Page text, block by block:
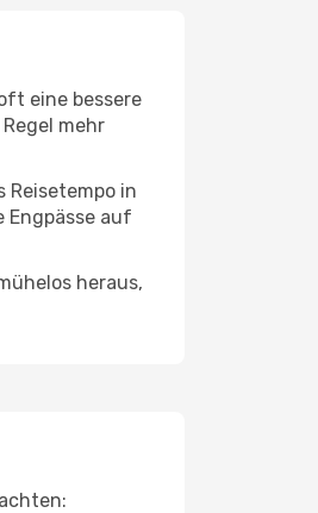
eine bessere
mehr
Reisetempo in
auf
heraus,